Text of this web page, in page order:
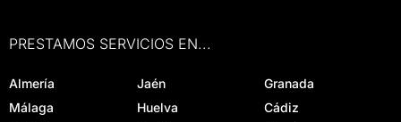
PRESTAMOS SERVICIOS EN...
Almería Jaén
Granada
Málaga
Huelva
Cádiz